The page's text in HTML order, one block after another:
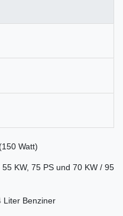
Watt)
KW, 75 PS und 70 KW / 95
Liter Benziner